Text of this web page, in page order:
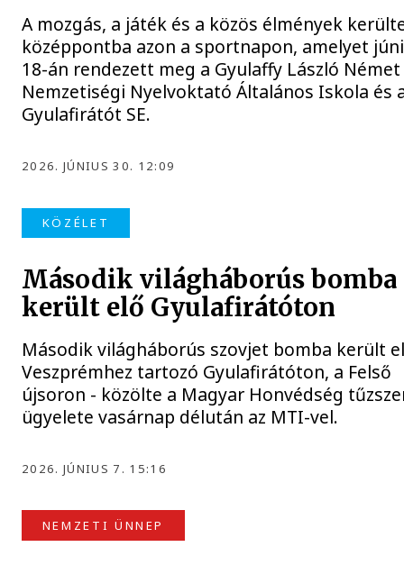
A mozgás, a játék és a közös élmények
középpontba azon a sportnapon, amelyet
18-án rendezett meg a Gyulaffy László Német
Nemzetiségi Nyelvoktató Általános Iskola és
Gyulafirátót SE.
2026. JÚNIUS 30. 12:09
KÖZÉLET
Második világháborús bomba
került elő Gyulafirátóton
Második világháborús szovjet bomba került
Veszprémhez tartozó Gyulafirátóton, a Felső
újsoron - közölte a Magyar Honvédség
ügyelete vasárnap délután az MTI-vel.
2026. JÚNIUS 7. 15:16
NEMZETI ÜNNEP